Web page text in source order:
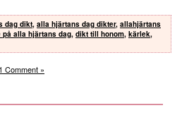
dag dikt, alla hjärtans dag dikter, allahjärtans
alla hjärtans dag, dikt till honom, kärlek,
1 Comment »